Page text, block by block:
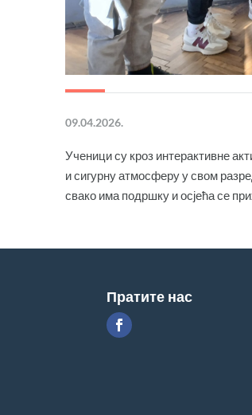
09.04.2026.
Ученици су кроз интерактивне
и сигурну атмосферу у свом
свако има подршку и осјећа се
Пратите нас